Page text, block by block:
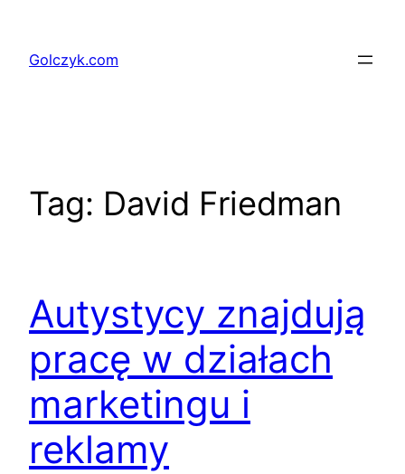
treściGolczyk.com
Tag: David Friedman
Autystycy znajdują
pracę w działach
marketingu i
reklamy